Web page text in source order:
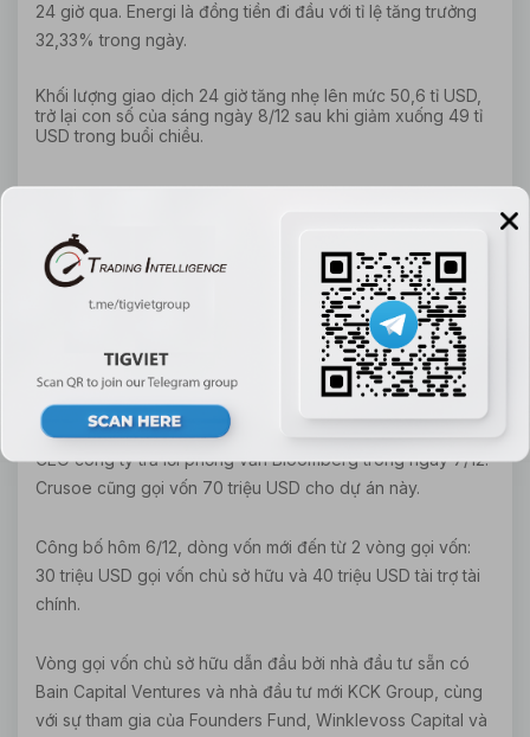
24 giờ qua. Energi là đồng tiền đi đầu với tỉ lệ tăng trưởng
32,33% trong ngày.
Khối lượng giao dịch 24 giờ tăng nhẹ lên mức 50,6 tỉ USD,
trở lại con số của sáng ngày 8/12 sau khi giảm xuống 49 tỉ
USD trong buổi chiều.
này thuộc về Winklevoss Capital và Polychain
Crusoe Energy System, công ty có trụ sở tại Denver
chuyên biến đổi khí tự nhiên thành các tính toán, dự định
sẽ xây một cơ sở khai thác bitcoin mới.
Công ty sẽ xây dựng mới 70 đơn vị trong năm 2020, mỗi
đơn vị khoảng 1 megawatt (MW), theo Chase Lochmiller,
CEO công ty trả lời phỏng vấn Bloomberg trong ngày 7/12.
Crusoe cũng gọi vốn 70 triệu USD cho dự án này.
Công bố hôm 6/12, dòng vốn mới đến từ 2 vòng gọi vốn:
30 triệu USD gọi vốn chủ sở hữu và 40 triệu USD tài trợ tài
chính.
Vòng gọi vốn chủ sở hữu dẫn đầu bởi nhà đầu tư sẵn có
Bain Capital Ventures và nhà đầu tư mới KCK Group, cùng
với sự tham gia của Founders Fund, Winklevoss Capital và